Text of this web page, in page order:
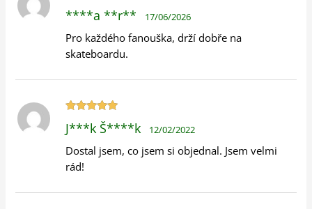
5 z 5
****a **r** 17/06/2026
Pro každého fanouška, drží dobře na
skateboardu.
Hodnocení
5z 5
J***k Š****k 12/02/2022
Dostal jsem, co jsem si objednal. Jsem velmi
rád!